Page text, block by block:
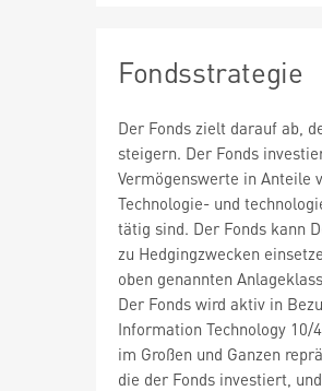
Fondsstrategie
Der Fonds zielt darauf ab,
steigern. Der Fonds
Vermögenswerte in Anteile
Technologie- und
tätig sind. Der Fonds kann
zu Hedgingzwecken
oben genannten
Der Fonds wird aktiv in
Information Technology
im Großen und Ganzen
die der Fonds investiert,